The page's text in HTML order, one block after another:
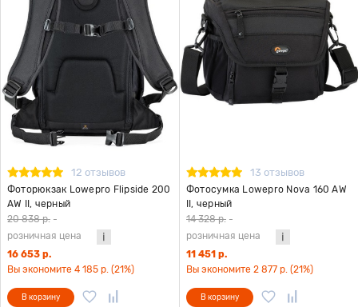
12 отзывов
Фоторюкзак Lowepro Flipside 200
AW II, черный
20 838 р. -
розничная цена
16 653 р.
Вы экономите 4 185 р. (21%)
В корзину
13 отзывов
Фотосумка Lowepro Nova 160 AW
II, черный
14 328 р. -
розничная цена
11 451 р.
Вы экономите 2 877 р. (21%)
В корзину